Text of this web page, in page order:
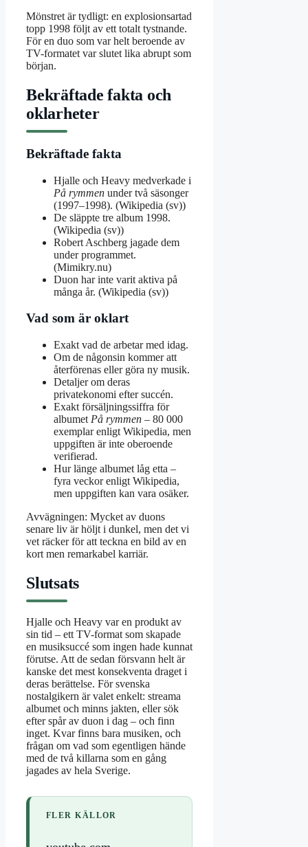
Mönstret är tydligt: en explosionsartad
topp 1998 följt av ett totalt tystnande.
För en duo som var helt beroende av
TV-formatet var slutet lika abrupt som
början.
Bekräftade fakta och
oklarheter
Bekräftade fakta
Hjalle och Heavy medverkade i
På rymmen under två säsonger
(1997–1998). (Wikipedia (sv))
De släppte tre album 1998.
(Wikipedia (sv))
Robert Aschberg jagade dem
under programmet.
(Mimikry.nu)
Duon har inte varit aktiva på
många år. (Wikipedia (sv))
Vad som är oklart
Exakt vad de arbetar med idag.
Om de någonsin kommer att
återförenas eller göra ny musik.
Detaljer om deras
privatekonomi efter succén.
Exakt försäljningssiffra för
albumet På rymmen – 80 000
exemplar enligt Wikipedia, men
uppgiften är inte oberoende
verifierad.
Hur länge albumet låg etta –
fyra veckor enligt Wikipedia,
men uppgiften kan vara osäker.
Avvägningen: Mycket av duons
senare liv är höljt i dunkel, men det vi
vet räcker för att teckna en bild av en
kort men remarkabel karriär.
Slutsats
Hjalle och Heavy var en produkt av
sin tid – ett TV-format som skapade
en musiksuccé som ingen hade kunnat
förutse. Att de sedan försvann helt är
kanske det mest konsekventa draget i
deras berättelse. För svenska
nostalgikern är valet enkelt: streama
albumet och minns jakten, eller sök
efter spår av duon i dag – och finn
inget. Kvar finns bara musiken, och
frågan om vad som egentligen hände
med de två killarna som en gång
jagades av hela Sverige.
FLER KÄLLOR